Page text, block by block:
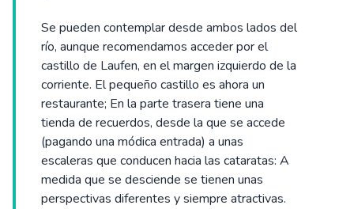
Se pueden contemplar desde ambos lados del
río, aunque recomendamos acceder por el
castillo de Laufen, en el margen izquierdo de la
corriente. El pequeño castillo es ahora un
restaurante; En la parte trasera tiene una
tienda de recuerdos, desde la que se accede
(pagando una módica entrada) a unas
escaleras que conducen hacia las cataratas: A
medida que se desciende se tienen unas
perspectivas diferentes y siempre atractivas.